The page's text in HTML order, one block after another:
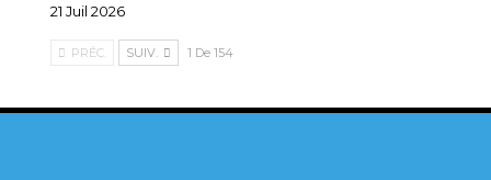
21 Juil 2026
PRÉC. SUIV. 1 De 154